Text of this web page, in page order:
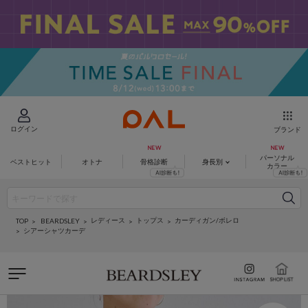
ログイン ブランド
ベストヒット オトナ 骨格診断 身長別
パーソナル
カラー
TOP BEARDSLEY レディース トップス
カーディガン/ボレロ
シアーシャツカーデ